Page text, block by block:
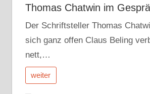
Thomas Chatwin im
Der Schriftsteller Thomas
sich ganz offen Claus Beling
nett,…
weiter